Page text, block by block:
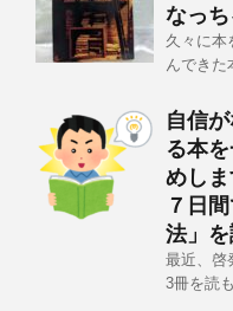
なっち
久々に本
んできた
自信
る本
めし
７日
法」
最近、啓
3冊を読